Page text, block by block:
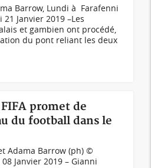
Barrow, Lundi à Farafenni
Janvier 2019 –Les
et gambien ont procédé,
du pont reliant les deux
promet de
du football dans le
Adama Barrow (ph) ©
Janvier 2019 – Gianni